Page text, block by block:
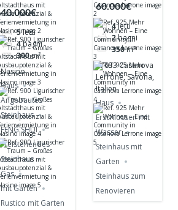
Ligurischer
Traum – Großes
Altstadthaus
mit
Ausbaupotenzial
&
Ferienvermietung
in Nasino
40.000€
5letti
4bagni
300m²
Nasino
Haus
Angebautes
Steinhaus
FENG SHUI
Freistehendes
Steinhaus
Gas
mit Garten
Rustico mit Garten
Eine
Community in
Casanova
Lerrone
60.000€
4letti
2 bagni
350m²
17033 Casanova
Lerrone, Savona,
Italien
Haus
Erschlossen mit
Wasser
Steinhaus mit
Garten
Steinhaus zum
Renovieren